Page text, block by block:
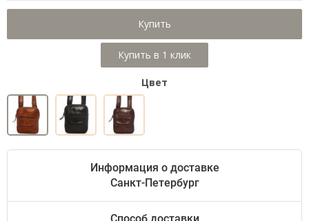
Купить
Цвет
Информация о доставке
Санкт-Петербург